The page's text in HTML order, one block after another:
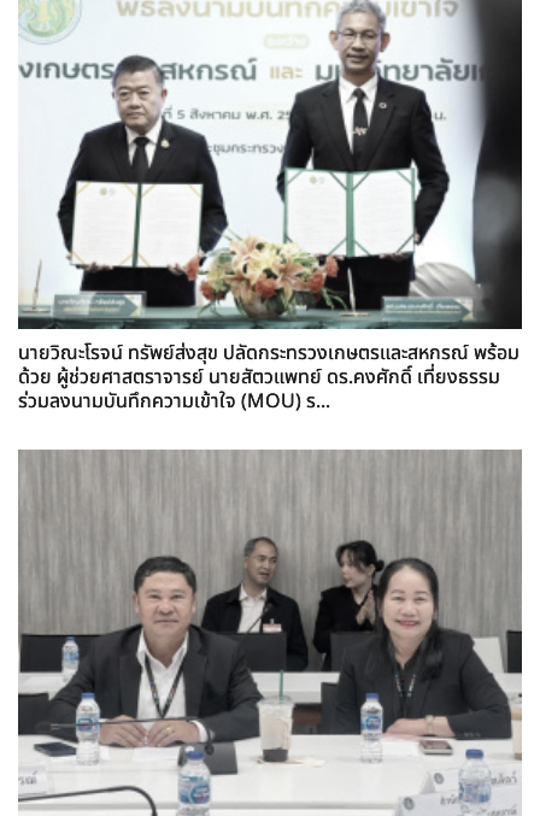
นายวิณะโรจน์ ทรัพย์ส่งสุข ปลัดกระทรวงเกษตรและสหกรณ์ พร้อม
ด้วย ผู้ช่วยศาสตราจารย์ นายสัตวแพทย์ ดร.คงศักดิ์ เที่ยงธรรม
ร่วมลงนามบันทึกความเข้าใจ (MOU) ร...